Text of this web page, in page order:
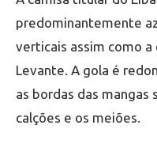
predominantemente
verticais assim como
Levante. A gola é
as bordas das mangas
calções e os meiões.